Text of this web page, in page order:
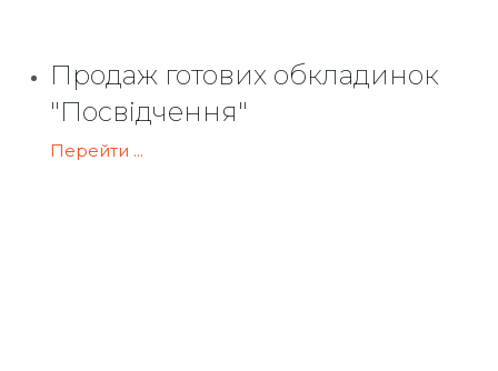
Продаж готових обкладинок
"Посвідчення"
Перейти ...